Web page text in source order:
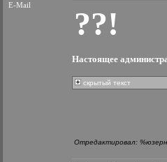
E-Mail
??!
Настоящее
скрытый текст
Отредактировал: